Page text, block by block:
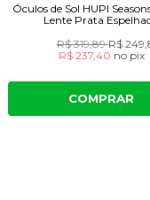
Óculos de Sol HUPI
Lente Prata
R$ 319,89R$
R$ 237,40 no pix
COMPRAR